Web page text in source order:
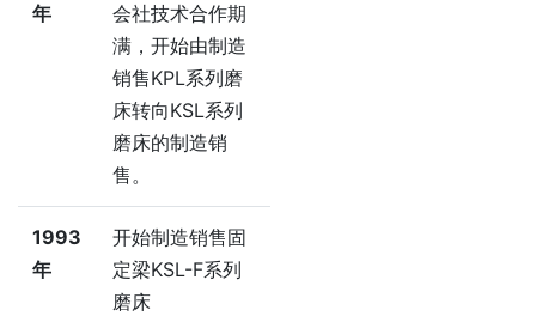
年
会社技术合作期
满，开始由制造
销售KPL系列磨
床转向KSL系列
磨床的制造销
售。
1993
年
开始制造销售固
定梁KSL-F系列
磨床